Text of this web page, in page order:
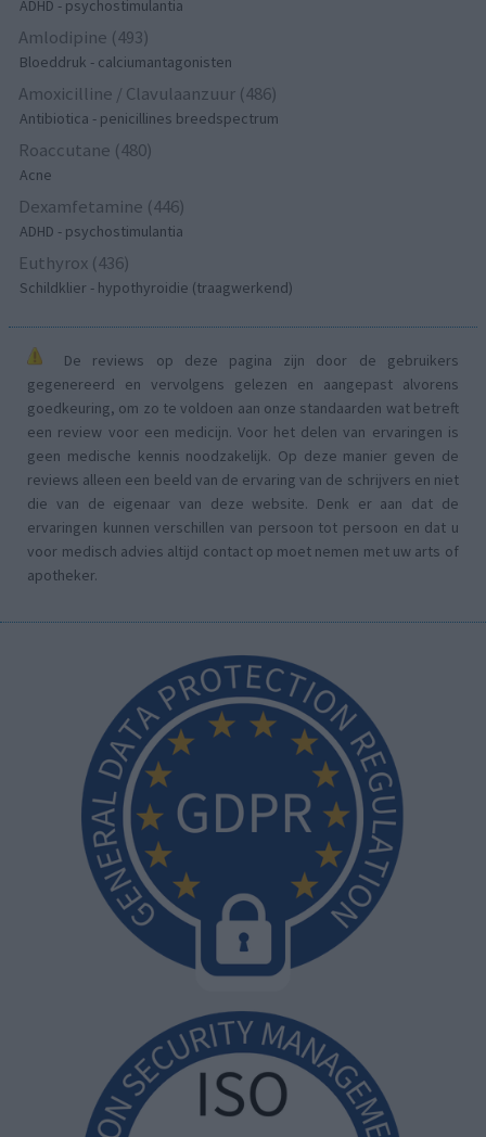
ADHD - psychostimulantia
Amlodipine (493)
Bloeddruk - calciumantagonisten
Amoxicilline / Clavulaanzuur (486)
Antibiotica - penicillines breedspectrum
Roaccutane (480)
Acne
Dexamfetamine (446)
ADHD - psychostimulantia
Euthyrox (436)
Schildklier - hypothyroidie (traagwerkend)
De reviews op deze pagina zijn door de gebruikers
gegenereerd en vervolgens gelezen en aangepast alvorens
goedkeuring, om zo te voldoen aan onze standaarden wat betreft
een review voor een medicijn. Voor het delen van ervaringen is
geen medische kennis noodzakelijk. Op deze manier geven de
reviews alleen een beeld van de ervaring van de schrijvers en niet
die van de eigenaar van deze website. Denk er aan dat de
ervaringen kunnen verschillen van persoon tot persoon en dat u
voor medisch advies altijd contact op moet nemen met uw arts of
apotheker.